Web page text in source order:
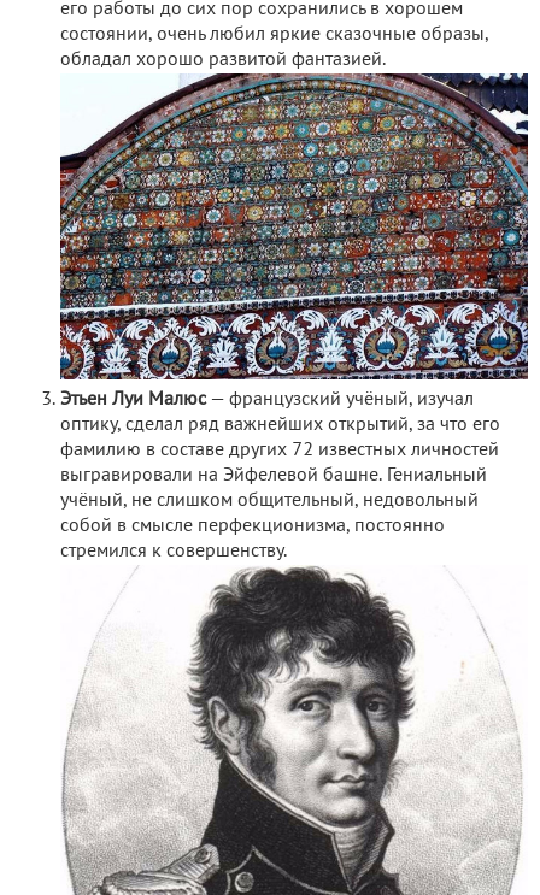
его работы до сих пор сохранились в хорошем
состоянии, очень любил яркие сказочные образы,
обладал хорошо развитой фантазией.
Этьен Луи Малюс— французский учёный, изучал
оптику, сделал ряд важнейших открытий, за что его
фамилию в составе других 72 известных личностей
выгравировали на Эйфелевой башне. Гениальный
учёный, не слишком общительный, недовольный
собой в смысле перфекционизма, постоянно
стремился к совершенству.